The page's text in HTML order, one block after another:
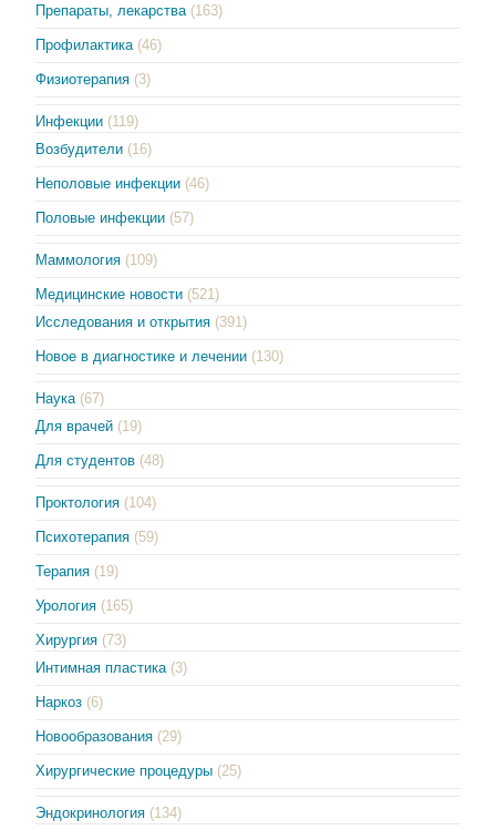
Препараты, лекарства (163)
Профилактика (46)
Физиотерапия (3)
Инфекции (119)
Возбудители (16)
Неполовые инфекции (46)
Половые инфекции (57)
Маммология (109)
Медицинские новости (521)
Исследования и открытия (391)
Новое в диагностике и лечении (130)
Наука (67)
Для врачей (19)
Для студентов (48)
Проктология (104)
Психотерапия (59)
Терапия (19)
Урология (165)
Хирургия (73)
Интимная пластика (3)
Наркоз (6)
Новообразования (29)
Хирургические процедуры (25)
Эндокринология (134)